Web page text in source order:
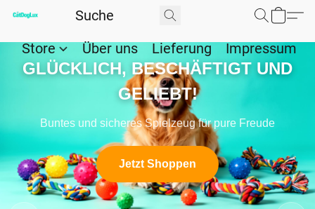
Store Über uns Lieferung Impressum
GESUNDE, NAHRHAFTE
MAHLZEITEN!
Natürliches Futter aus besten Zutaten
Jetzt Shoppen